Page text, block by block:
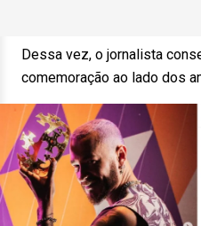
Dessa vez, o jornalista
comemoração ao lado dos